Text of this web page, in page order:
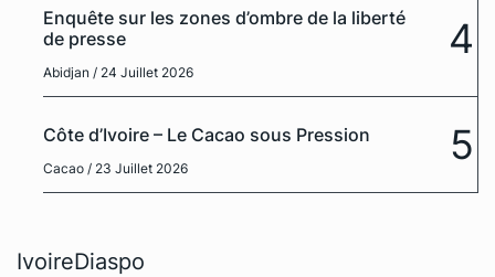
Enquête sur les zones d’ombre de la liberté
de presse
Abidjan / 24 Juillet 2026
4
Côte d’Ivoire – Le Cacao sous Pression
Cacao / 23 Juillet 2026 5
IvoireDiaspo